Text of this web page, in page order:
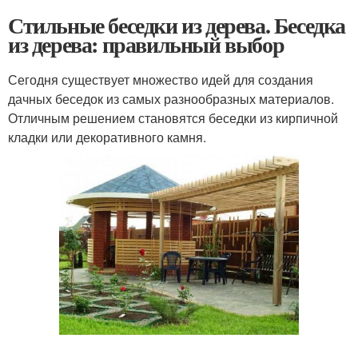
Стильные беседки из дерева. Беседка
из дерева: правильный выбор
Сегодня существует множество идей для создания
дачных беседок из самых разнообразных материалов.
Отличным решением становятся беседки из кирпичной
кладки или декоративного камня.